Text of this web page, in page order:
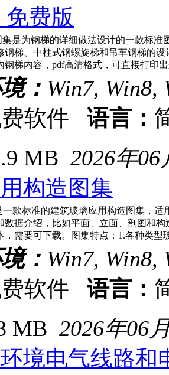
费版
集是为钢梯的详细做法设计的一款标准
钢梯、中柱式钢螺旋梯和吊车钢梯的
钢梯内容，pdf高清格式，可直接打印
： Win7, Win8,
软件 语言：
MB 2026年06
构造图集
一款标准的建筑玻璃应用构造图集，
数据介绍，比如平面、立面、剖图和构
，需要可下载。图集特点：1.各种类型
： Win7, Win8,
软件 语言：
MB 2026年06
境电气线路和